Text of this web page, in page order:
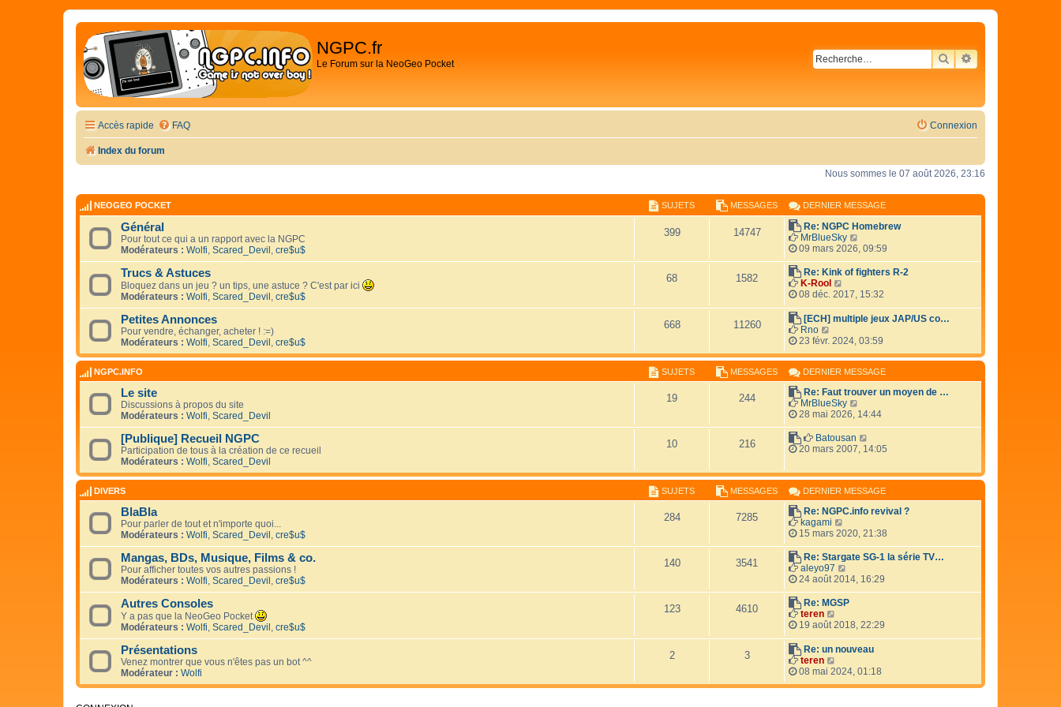
NGPC.fr
Le Forum sur la NeoGeo Pocket RECHERCHER
RECHERCHE
Accès rapide FAQ Connexion
Index du forum
Nous sommes le 07 août 2026, 23:16
NEOGEO POCKET SUJETS MESSAGES DERNIER MESSAGE
Général
Pour tout ce qui a un rapport avec la NGPC
Modérateurs : Wolfi Scared_Devil cre$u$
399 14747
Re: NGPC Homebrew
MrBlueSky
o
r
e
e
r
n
i
e
r
m
e
s
g
e
09 mars 2026, 09:59
Trucs & Astuces
Bloquez dans un jeu ? un tips, une astuce ? C'est par ici
Modérateurs : Wolfi Scared_Devil cre$u$
68 1582
Re: Kink of fighters R-2
K-Rool
o
r
e
e
r
n
i
e
r
m
e
s
g
e
08 déc. 2017, 15:32
Petites Annonces
Pour vendre, échanger, acheter ! :=)
Modérateurs : Wolfi Scared_Devil cre$u$
668 11260
[ECH] multiple jeux JAP/US co…
Rno
o
r
l
e
d
e
r
n
i
e
m
e
s
s
a
g
e
23 févr. 2024, 03:59
NGPC.INFO SUJETS MESSAGES DERNIER MESSAGE
Le site
Discussions à propos du site
Modérateurs : Wolfi, Scared_Devil
19 244
Re: Faut trouver un moyen de …
MrBlueSky
o
i
r
e
e
r
n
i
r
m
e
s
a
28 mai 2026, 14:44
[Publique] Recueil NGPC
Participation de tous à la création de ce recueil
Modérateurs : Wolfi, Scared_Devil
10 216 Batousan
o
r
l
e
d
e
n
i
e
m
e
a
g
e
20 mars 2007, 14:05
DIVERS SUJETS MESSAGES DERNIER MESSAGE
BlaBla
Pour parler de tout et n'importe quoi...
Modérateurs : Wolfi, Scared_Devil , cre$u$
284 7285
Re: NGPC.info revival ?
kagami
o
i
r
l
e
e
n
r
m
e
s
15 mars 2020, 21:38
Mangas, BDs, Musique, Films & co.
Pour afficher toutes vos autres passions !
Modérateurs : Wolfi, Scared_Devil , cre$u$
140 3541
Re: Stargate SG-1 la série TV…
aleyo97
o
i
r
e
e
r
n
e
24 août 2014, 16:29
Autres Consoles
Y a pas que la NeoGeo Pocket
Modérateurs : Wolfi, Scared_Devil , cre$u$
123 4610
Re: MGSP
teren
o
r
e
e
19 août 2018, 22:29
Présentations
Venez montrer que vous n'êtes pas un bot ^^
Modérateur : Wolfi
2 3
Re: un nouveau
teren
o
i
08 mai 2024, 01:18